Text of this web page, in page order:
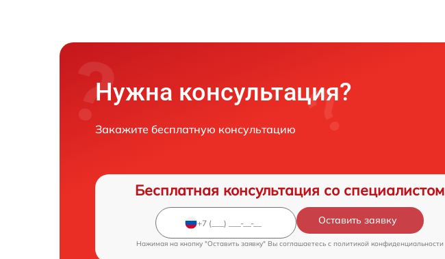
Нужна консультация?
Закажите бесплатную консультацию
Бесплатная консультация со специалистом
Оставить заявку
Нажимая на кнопку "Оставить заявку" Вы соглашаетесь c политикой конфиденциальности